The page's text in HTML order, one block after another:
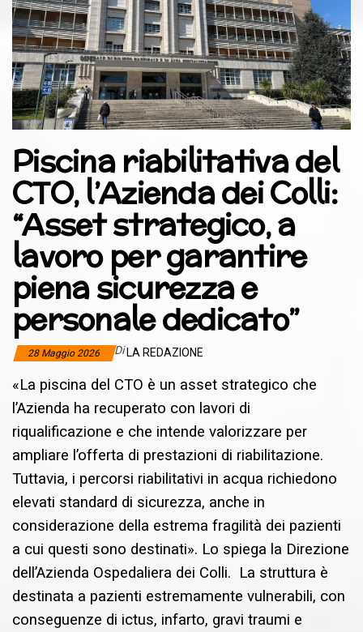
Piscina riabilitativa del
CTO, l’Azienda dei Colli:
“Asset strategico, a
lavoro per garantire
piena sicurezza e
personale dedicato”
28 Maggio 2026 Di LA REDAZIONE
«La piscina del CTO è un asset strategico che
l’Azienda ha recuperato con lavori di
riqualificazione e che intende valorizzare per
ampliare l’offerta di prestazioni di riabilitazione.
Tuttavia, i percorsi riabilitativi in acqua richiedono
elevati standard di sicurezza, anche in
considerazione della estrema fragilità dei pazienti
a cui questi sono destinati». Lo spiega la Direzione
dell’Azienda Ospedaliera dei Colli. La struttura è
destinata a pazienti estremamente vulnerabili, con
conseguenze di ictus, infarto, gravi traumi e